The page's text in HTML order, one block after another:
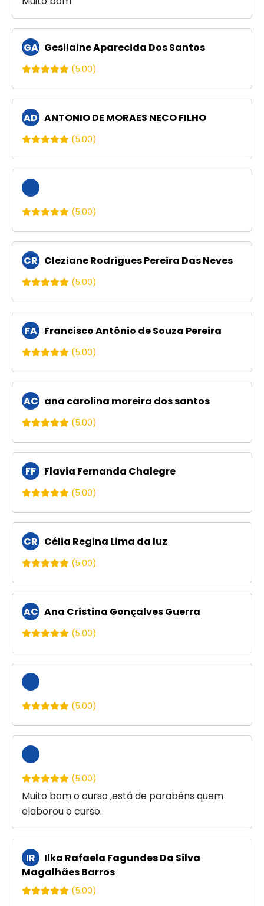
GA Gesilaine Aparecida Dos Santos
(5.00)
AD ANTONIO DE MORAES NECO FILHO
(5.00)
(5.00)
CR Cleziane Rodrigues Pereira Das Neves
(5.00)
FA Francisco Antônio de Souza Pereira
(5.00)
AC ana carolina moreira dos santos
(5.00)
FF Flavia Fernanda Chalegre
(5.00)
CR Célia Regina Lima da luz
(5.00)
AC Ana Cristina Gonçalves Guerra
(5.00)
(5.00)
(5.00)
Muito bom o curso ,está de parabéns quem
elaborou o curso.
IR
Ilka Rafaela Fagundes Da Silva
Magalhães Barros
(5.00)